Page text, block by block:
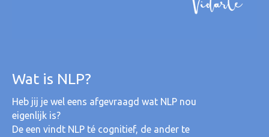
Wat is NLP?
Heb jij je wel eens afgevraagd wat NLP nou
eigenlijk is?
De een vindt NLP té cognitief, de ander te